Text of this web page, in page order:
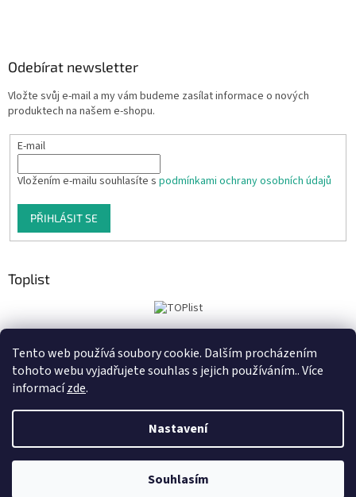
Tento web používá soubory cookie. Dalším procházením
tohoto webu vyjadřujete souhlas s jejich používáním.. Více
informacízde.
Nastavení
Souhlasím
Prodejna a výdejní místo: Brno, Kubíčkova 8 (OC Max). Otevřeno PO - ST
Odebírat newsletter
Vložte svůj e-mail a my vám budeme zasílat informace o nových
produktech na našem e-shopu.
E-mail
Vložením e-mailu souhlasíte s podmínkami ochrany osobních údajů
PŘIHLÁSIT SE
Toplist
Tiskoteka.cz Krowki.cz Cedule-Cedulky.cz
Vytvořil Shoptet
retro-darky.cz. Všechna práva vyhrazena.